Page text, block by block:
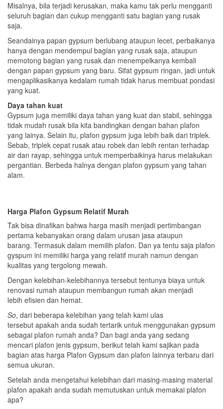
Misalnya, bila terjadi kerusakan, maka kamu tak perlu mengganti
seluruh bagian dan cukup mengganti satu bagian yang rusak
saja.
Seandainya papan gypsum berlubang ataupun lecet, perbaikanya
hanya dengan mendempul bagian yang rusak saja, ataupun
memotong bagian yang rusak dan menempelkanya kembali
dengan papan gypsum yang baru. Sifat gypsum ringan, jadi untuk
mengaplikasikanya kedalam rumah tidak harus membuat pondasi
yang kuat.
Daya tahan kuat
Gypsum juga memiliki daya tahan yang kuat dan stabil, sehingga
tidak mudah rusak bila kita bandingkan dengan bahan plafon
yang lainya. Selain itu, plafon gypsum juga lebih baik dari triplek.
Sebab, triplek cepat rusak atau robek dan lebih rentan terhadap
air dan rayap, sehingga untuk memperbaikinya harus melakukan
pergantian. Berbeda halnya dengan plafon gypsum yang tahan
alam.
Harga Plafon Gypsum Relatif Murah
Tak bisa dinafikan bahwa harga masih menjadi pertimbangan
pertama kebanyakan orang dalam urusan jasa ataupun
barang. Termasuk dalam memilih plafon. Dan ya tentu saja plafon
gyspum ini memiliki harga yang relatif murah namun dengan
kualitas yang tergolong mewah.
Dengan kelebihan-kelebihannya tersebut tentunya biaya untuk
renovasi rumah ataupun membangun rumah akan menjadi
lebih efisien dan hemat.
So, dari beberapa kelebihan yang telah kami ulas
tersebut apakah anda sudah tertarik untuk menggunakan gypsum
sebagai plafon rumah anda? Dan bagi anda yang sedang
mencari plafon jenis gypsum, berikut telah kami sajikan pada
bagian atas harga Plafon Gypsum dan plafon lainnya terbaru dari
semua ukuran.
Setelah anda mengetahui kelebihan dari masing-masing material
plafon apakah anda sudah memutuskan untuk memakai plafon
apa?